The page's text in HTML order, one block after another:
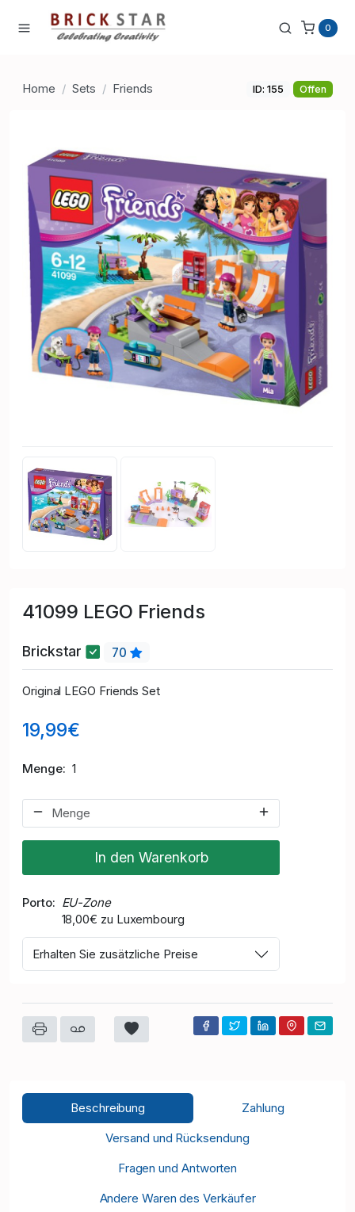
0
Home Sets Friends ID: 155 Offen
41099 LEGO Friends
Brickstar 70
Original LEGO Friends Set
19,99€
Menge 1
In den Warenkorb
Porto
EU-Zone
18,00€ zu Luxembourg
Erhalten Sie zusätzliche Preise
Beschreibung
Zahlung
Versand und Rücksendung
Fragen und Antworten
Andere Waren des Verkäufer